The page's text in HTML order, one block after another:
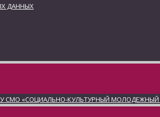
ДАННЫХ
СМО «СОЦИАЛЬНО-КУЛЬТУРНЫЙ МОЛОДЕЖНЫЙ